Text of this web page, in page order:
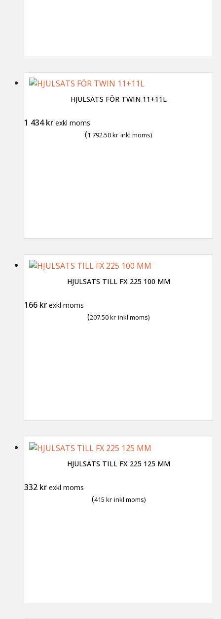
HJULSATS FÖR TWIN 11+11L
1 434kr exkl moms
(1 792.50kr inkl moms)
HJULSATS TILL FX 225 100 MM
166 kr exkl moms
(207.50kr inkl moms)
HJULSATS TILL FX 225 125 MM
332 kr exkl moms
(415 kr inkl moms)